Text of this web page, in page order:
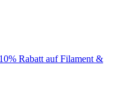
Rabatt auf Filament &